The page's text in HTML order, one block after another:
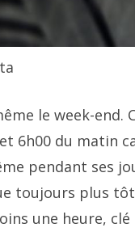
le week-end.
6h00 du matin
pendant ses
toujours plus
une heure,